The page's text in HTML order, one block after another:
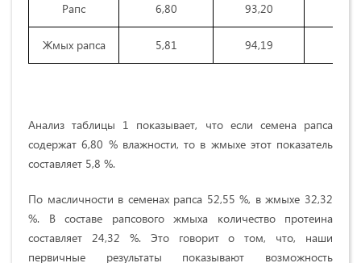
Рапс 6,80 93,20
Жмых рапса 5,81 94,19
Анализ таблицы 1 показывает, что если семена рапса
содержат 6,80 % влажности, то в жмыхе этот показатель
составляет 5,8 %.
По масличности в семенах рапса 52,55 %, в жмыхе 32,32
%. В составе рапсового жмыха количество протеина
составляет 24,32 %. Это говорит о том, что, наши
первичные результаты показывают возможность